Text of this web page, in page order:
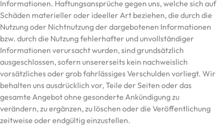
Informationen. Haftungsansprüche gegen uns, welche sich auf
Schäden materieller oder ideeller Art beziehen, die durch die
Nutzung oder Nichtnutzung der dargebotenen Informationen
bzw. durch die Nutzung fehlerhafter und unvollständiger
Informationen verursacht wurden, sind grundsätzlich
ausgeschlossen, sofern unsererseits kein nachweislich
vorsätzliches oder grob fahrlässiges Verschulden vorliegt. Wir
behalten uns ausdrücklich vor, Teile der Seiten oder das
gesamte Angebot ohne gesonderte Ankündigung zu
verändern, zu ergänzen, zu löschen oder die Veröffentlichung
zeitweise oder endgültig einzustellen.